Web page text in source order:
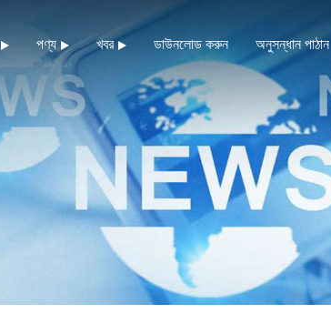
পণ্য খবর ডাউনলোড করুন অনুসন্ধান পাঠান